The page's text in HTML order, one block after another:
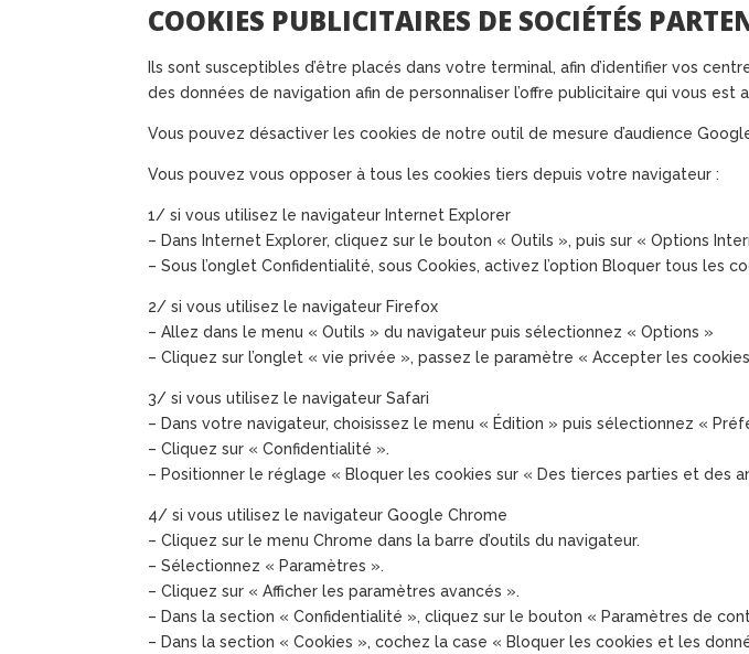
COOKIES PUBLICITAIRES DE SOCIÉTÉS
Ils sont susceptibles d’être placés dans votre terminal, afin d’identifier vos
des données de navigation afin de personnaliser l’offre publicitaire qui vous est
Vous pouvez désactiver les cookies de notre outil de mesure d’audience
Vous pouvez vous opposer à tous les cookies tiers depuis votre navigateur :
1/ si vous utilisez le navigateur Internet Explorer
– Dans Internet Explorer, cliquez sur le bouton « Outils », puis sur « Options
– Sous l’onglet Confidentialité, sous Cookies, activez l’option Bloquer tous les
2/ si vous utilisez le navigateur Firefox
– Allez dans le menu « Outils » du navigateur puis sélectionnez « Options »
– Cliquez sur l’onglet « vie privée », passez le paramètre « Accepter les
3/ si vous utilisez le navigateur Safari
– Dans votre navigateur, choisissez le menu « Édition » puis sélectionnez «
– Cliquez sur « Confidentialité ».
– Positionner le réglage « Bloquer les cookies sur « Des tierces parties et des
4/ si vous utilisez le navigateur Google Chrome
– Cliquez sur le menu Chrome dans la barre d’outils du navigateur.
– Sélectionnez « Paramètres ».
– Cliquez sur « Afficher les paramètres avancés ».
– Dans la section « Confidentialité », cliquez sur le bouton « Paramètres de
– Dans la section « Cookies », cochez la case « Bloquer les cookies et les